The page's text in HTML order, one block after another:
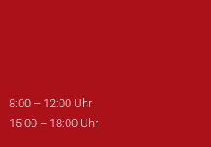
8:00 – 12:00 Uhr
15:00 – 18:00 Uhr